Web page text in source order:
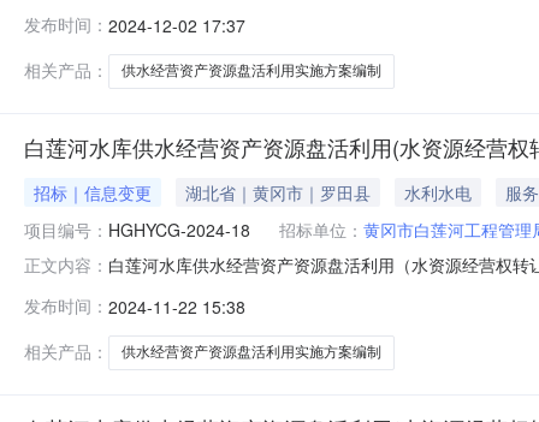
东湖新技术开发区关东街道光谷大道3号激光工程设计总
水库供水经营资产
发布时间： 2024-12-02 17:37
相关产品：
供水经营资产资源盘活利用实施方案编制
白莲河水库供水经营资产资源盘活利用(水资源经营
招标｜信息变更 湖北省｜黄冈市｜罗田县 水利水电
服务
项目编号： HGHYCG-2024-18 招标单位： 黄冈市白莲河工程管理
正文内容： 白莲河水库供水经营资产资源盘活利用（水资源经营权
结果2、更正内容：原竞争性磋商文件内：四、响应文件
发布时间： 2024-11-22 15:38
相关产品：
供水经营资产资源盘活利用实施方案编制